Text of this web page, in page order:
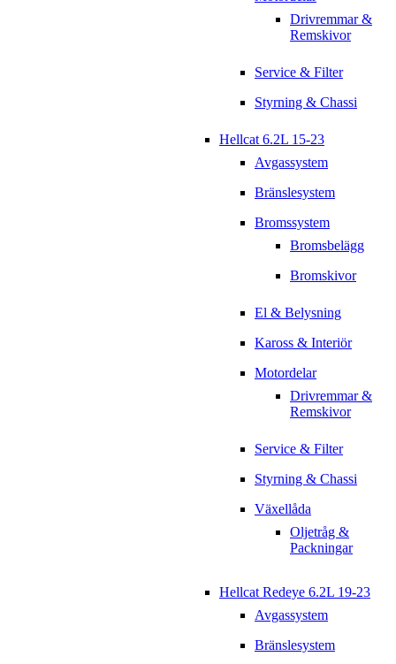
Drivremmar &
Remskivor
Service & Filter
Styrning & Chassi
Hellcat 6.2L 15-23
Avgassystem
Bränslesystem
Bromssystem
Bromsbelägg
Bromskivor
El & Belysning
Kaross & Interiör
Motordelar
Drivremmar &
Remskivor
Service & Filter
Styrning & Chassi
Växellåda
Oljetråg &
Packningar
Hellcat Redeye 6.2L 19-23
Avgassystem
Bränslesystem